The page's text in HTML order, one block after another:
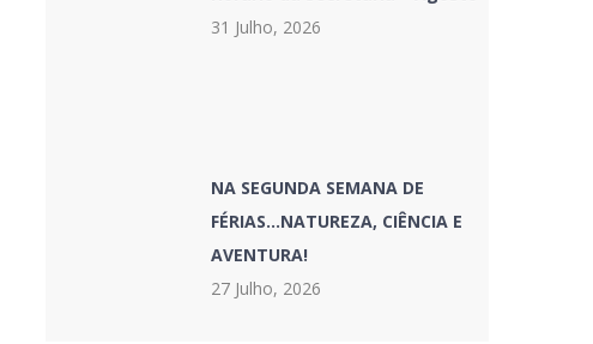
31 Julho, 2026
NA SEGUNDA SEMANA DE
FÉRIAS…NATUREZA, CIÊNCIA E
AVENTURA!
27 Julho, 2026